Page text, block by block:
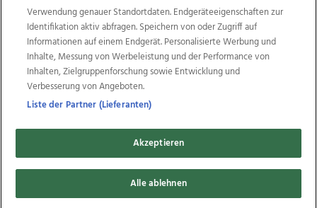
Weitere Angebote des Medienhauses Wimmer
TV1 di-mog-i.at OÖNow
Ischler Woche
Life Radio
OÖNachrichten
OÖN Immobilien
OÖN Karriere
OÖN Reise
Promenaden Galerien
Regionaljobs
wasistlos.at wirtrauern.at
Copyrights © 2026 Tips Zeitungs GmbH & Co KG
developed by
Verwendung genauer Standortdaten. Endgeräteeigenschaften zur
Identifikation aktiv abfragen. Speichern von oder Zugriff auf
Informationen auf einem Endgerät. Personalisierte Werbung und
Inhalte, Messung von Werbeleistung und der Performance von
Inhalten, Zielgruppenforschung sowie Entwicklung und
Verbesserung von Angeboten.
Liste der Partner (Lieferanten)
Akzeptieren
Alle ablehnen